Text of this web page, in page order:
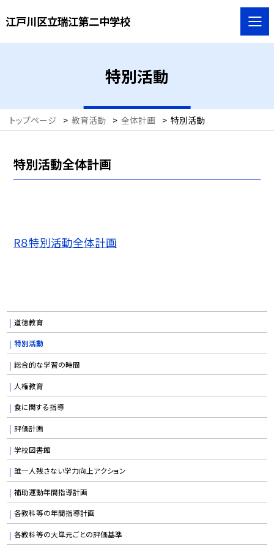
江戸川区立瑞江第二中学校
特別活動
トップページ > 教育活動 > 全体計画 > 特別活動
特別活動全体計画
R８特別活動全体計画
道徳教育
特別活動
総合的な学習の時間
人権教育
食に関する指導
評価計画
学校図書館
誰一人残さない学力向上アクション
補助運動年間指導計画
各教科等の年間指導計画
各教科等の大単元ごとの評価基準